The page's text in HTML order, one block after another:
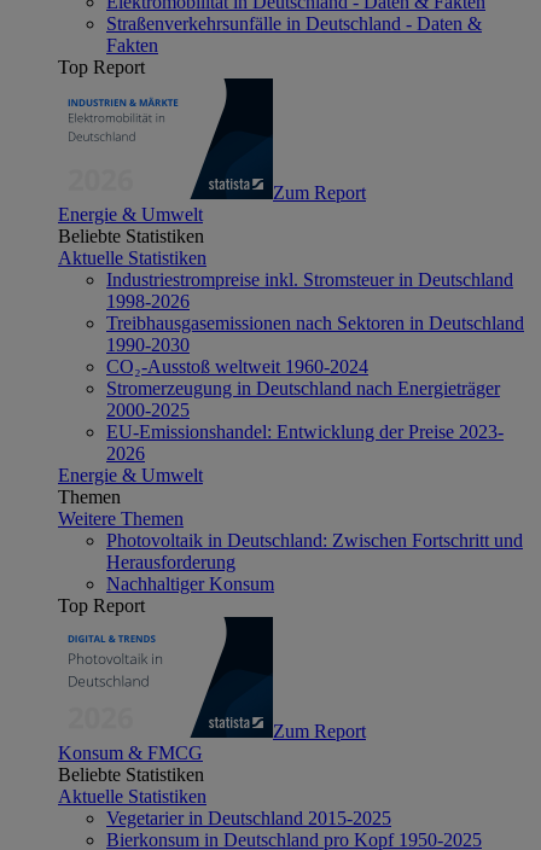
Straßenverkehrsunfälle in Deutschland - Daten &
Fakten
Top Report
Zum Report
Energie & Umwelt
Beliebte Statistiken
Aktuelle Statistiken
Industriestrompreise inkl. Stromsteuer in Deutschland
1998-2026
Treibhausgasemissionen nach Sektoren in Deutschland
1990-2030
CO₂-Ausstoß weltweit 1960-2024
Stromerzeugung in Deutschland nach Energieträger
2000-2025
EU-Emissionshandel: Entwicklung der Preise 2023-
2026
Energie & Umwelt
Themen
Weitere Themen
Photovoltaik in Deutschland: Zwischen Fortschritt und
Herausforderung
Nachhaltiger Konsum
Top Report
Zum Report
Konsum & FMCG
Beliebte Statistiken
Aktuelle Statistiken
Vegetarier in Deutschland 2015-2025
Bierkonsum in Deutschland pro Kopf 1950-2025